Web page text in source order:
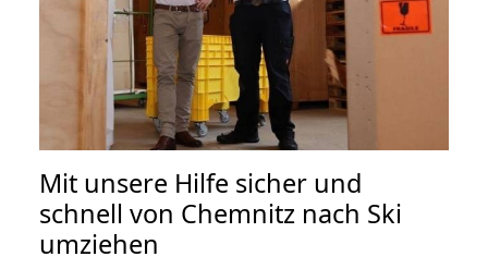
Mit unsere Hilfe sicher und
schnell von Chemnitz nach Ski
umziehen